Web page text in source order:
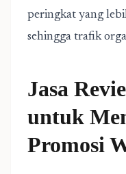
peringkat yang
sehingga trafik
Jasa
untuk
Promosi